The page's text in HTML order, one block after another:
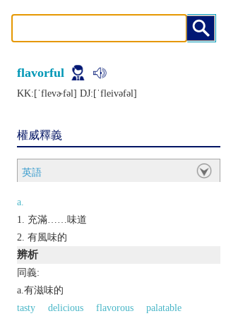
flavorful
KK:[ˈflеvɚfǝl] DJ:[ˈflеivǝfǝl]
權威釋義
英語
a.
充滿……味道
有風味的
辨析
同義:
a.有滋味的
tasty
delicious flavorous palatable